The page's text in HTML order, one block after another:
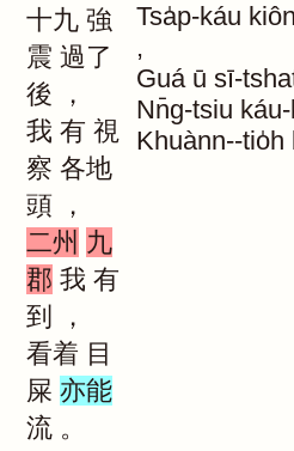
十九 強
震 過了
後
，
我 有 視
察 各地
頭
，
二州 九
郡 我 有
到
，
看着 目
屎 亦能
流 。
Tsa̍p-káu
,
Guá ū sī-
Nn̄g-tsiu
Khuànn--tio̍h